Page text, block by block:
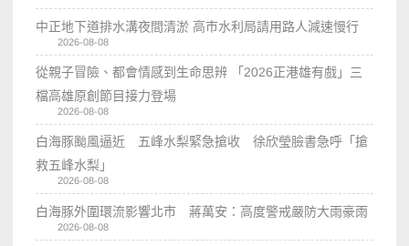
中正地下道排水溝夜間清淤 高市水利局請用路人減速慢行
2026-08-08
從親子冒險、都會情感到生命思辨 「2026正港雄有戲」三
檔高雄原創節目接力登場
2026-08-08
白海豚颱風逼近 五峰水梨緊急搶收 徐欣瑩臉書急呼「搶
救五峰水梨」
2026-08-08
白海豚外圍環流影響北市 蔣萬安：高度警戒嚴防大雨豪雨
2026-08-08